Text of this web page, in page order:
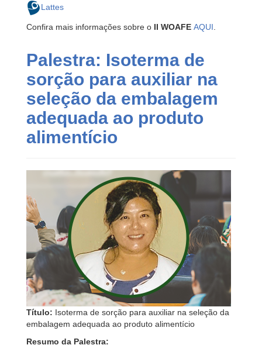
Lattes
Confira mais informações sobre o II WOAFE AQUI
Palestra: Isoterma de
sorção para auxiliar na
seleção da embalagem
adequada ao produto
alimentício
Título: Isoterma de sorção para auxiliar na seleção da
embalagem adequada ao produto alimentício
Resumo da Palestra: